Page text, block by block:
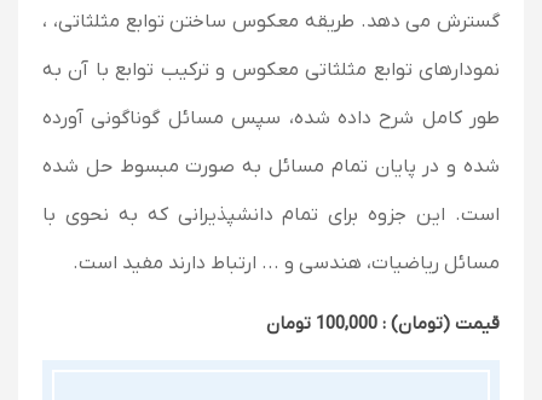
گسترش می دهد. طریقه معکوس ساختن توابع مثلثاتی، ،
نمودارهای توابع مثلثاتی معکوس و ترکیب توابع با آن به
طور کامل شرح داده شده، سپس مسائل گوناگونی آورده
شده و در پایان تمام مسائل به صورت مبسوط حل شده
است. این جزوه برای تمام دانشپذیرانی که به نحوی با
مسائل ریاضیات، هندسی و ... ارتباط دارند مفید است.
قیمت (تومان) : 100,000 تومان